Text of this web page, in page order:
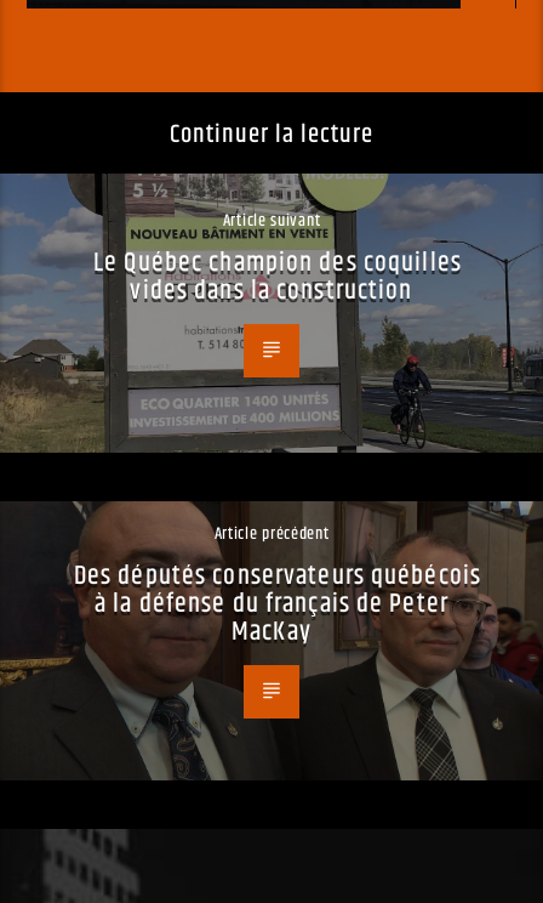
Continuer la lecture
Article suivant
Le Québec champion des coquilles
vides dans la construction
Article précédent
Des députés conservateurs québécois
à la défense du français de Peter
MacKay